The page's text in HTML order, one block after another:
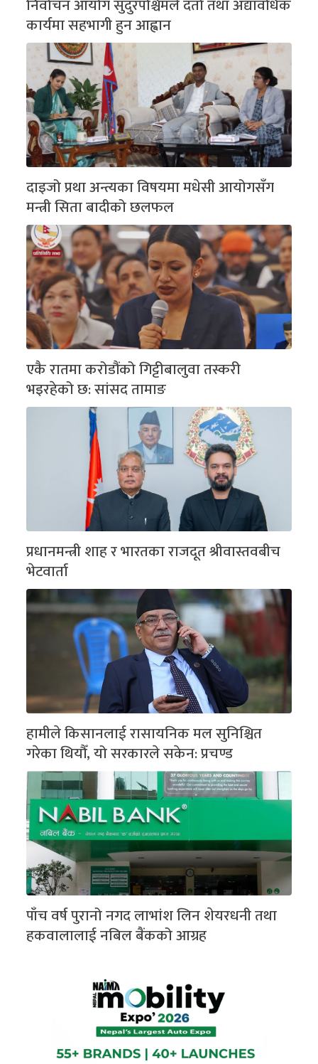
निर्वाचन आयोग सुदुरपश्चिमले दर्ता तथा अद्यावधिक
कार्यमा सहभागी हुन आह्वान
दाइजो प्रथा अन्त्यका विषयमा मधेसी आयोगसँग
मन्त्री सिता बादीको छलफल
एकै रातमा करोडौंको गिट्टीबालुवा तस्करी
भइरहेको छ: सांसद तामाङ
प्रधानमन्त्री शाह र भारतका राजदूत श्रीवास्तवबीच
भेटवार्ता
हामीले किसानलाई रासायनिक मल सुनिश्चित
गरेका थियौँ, यो सरकारले सकेन: प्रचण्ड
पाँच वर्ष पुरानो नगद लाभांश लिन शेयरधनी तथा
हकवालालाई नबिल बैंकको आग्रह